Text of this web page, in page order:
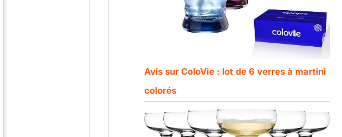
Avis sur ColoVie : lot de 6 verres à martini
colorés